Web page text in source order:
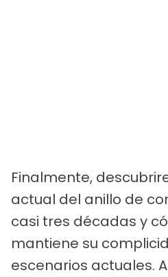
Finalmente,
actual del anillo de
casi tres décadas y
mantiene su
escenarios actuales.